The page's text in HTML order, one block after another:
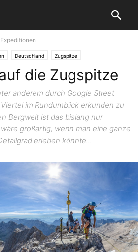
Deutschland Zugspitze
die Zugspitze
anderem durch Google Street
im Rundumblick erkunden zu
Bergwelt ist das bislang nur
großartig, wenn man eine ganze
erleben könnte...